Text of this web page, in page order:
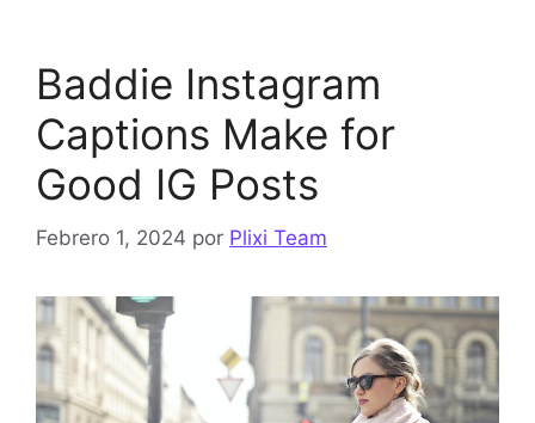
Baddie Instagram
Captions Make for
Good IG Posts
Febrero 1, 2024 por Plixi Team